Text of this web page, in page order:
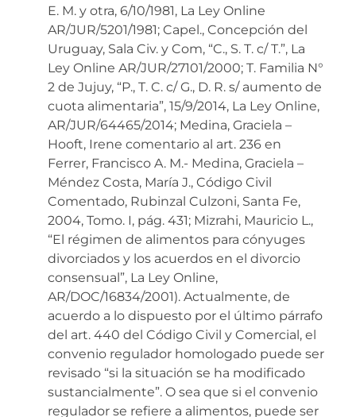
E. M. y otra, 6/10/1981, La Ley Online
AR/JUR/5201/1981; Capel., Concepción del
Uruguay, Sala Civ. y Com, “C., S. T. c/ T.”, La
Ley Online AR/JUR/27101/2000; T. Familia N°
2 de Jujuy, “P., T. C. c/ G., D. R. s/ aumento de
cuota alimentaria”, 15/9/2014, La Ley Online,
AR/JUR/64465/2014; Medina, Graciela –
Hooft, Irene comentario al art. 236 en
Ferrer, Francisco A. M.- Medina, Graciela –
Méndez Costa, María J., Código Civil
Comentado, Rubinzal Culzoni, Santa Fe,
2004, Tomo. I, pág. 431; Mizrahi, Mauricio L.,
“El régimen de alimentos para cónyuges
divorciados y los acuerdos en el divorcio
consensual”, La Ley Online,
AR/DOC/16834/2001). Actualmente, de
acuerdo a lo dispuesto por el último párrafo
del art. 440 del Código Civil y Comercial, el
convenio regulador homologado puede ser
revisado “si la situación se ha modificado
sustancialmente”. O sea que si el convenio
regulador se refiere a alimentos, puede ser